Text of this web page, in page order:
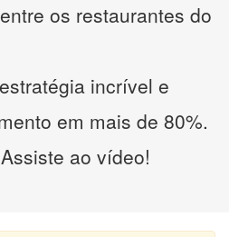
os restaurantes do
incrível e
em mais de 80%.
ao vídeo!